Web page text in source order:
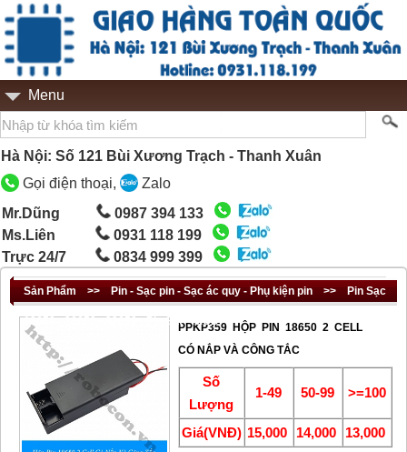
Menu
Hà Nội: Số 121 Bùi Xương Trạch - Thanh Xuân
Gọi điện thoại,
Zalo
Mr.Dũng
0987 394 133
Ms.Liên
0931 118 199
Trực 24/7
0834 999 399
Sản Phẩm >> Pin - Sạc pin - Sạc ác quy - Phụ kiện pin >> Pin Sạc
18650 - 26650 - 32650 - Pin Sắt - NiCDPPKP359 HỘP PIN 18650 2 CELL
CÓ NẮP VÀ CÔNG TẮC
Số
Lượng
1-49 50-99 >=100
Giá(VNĐ) 15,000 14,000 13,000